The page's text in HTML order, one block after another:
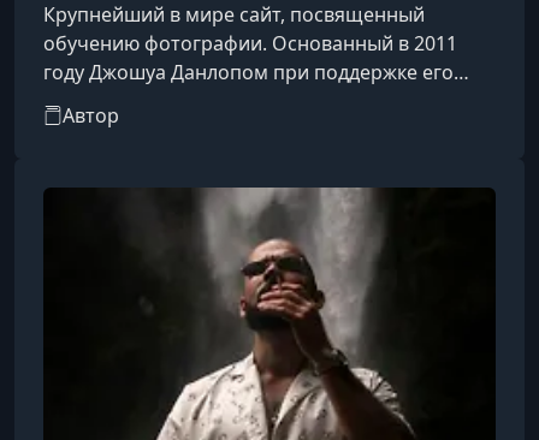
Крупнейший в мире сайт, посвященный
обучению фотографии. Основанный в 2011
году Джошуа Данлопом при поддержке его
брата Майкла Данлопа, ресурс стремится
сделать изучение фотографии простым и
материалов: от блогов и онлайн-курсов до
электронных книг, шпаргалок и пресетов.
Команда из 13 человек и 50 внештатных
авторов публикует 18 бесплатных статей в
неделю, охватывая широкий спектр тем,
Автор